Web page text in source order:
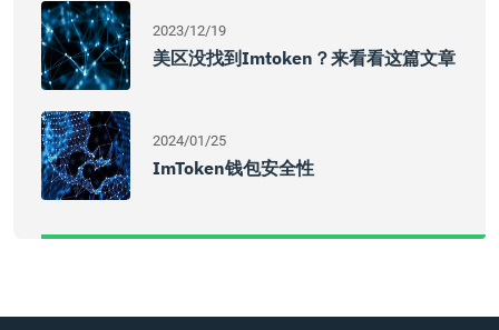
2023/12/19
美区没找到imtoken？来看看这篇文章
2024/01/25
ImToken钱包安全性